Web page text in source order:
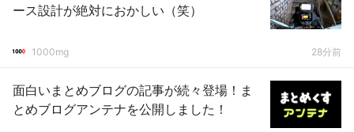
ース設計が絶対におかしい（笑）
1000mg 28分前
面白いまとめブログの記事が続々登場！ま
とめブログアンテナを公開しました！